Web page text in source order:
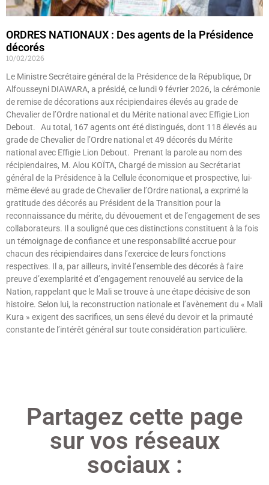
ORDRES NATIONAUX : Des agents de la Présidence
décorés
10/02/2026
Le Ministre Secrétaire général de la Présidence de la République, Dr
Alfousseyni DIAWARA, a présidé, ce lundi 9 février 2026, la cérémonie
de remise de décorations aux récipiendaires élevés au grade de
Chevalier de l’Ordre national et du Mérite national avec Effigie Lion
Debout. Au total, 167 agents ont été distingués, dont 118 élevés au
grade de Chevalier de l’Ordre national et 49 décorés du Mérite
national avec Effigie Lion Debout. Prenant la parole au nom des
récipiendaires, M. Alou KOÏTA, Chargé de mission au Secrétariat
général de la Présidence à la Cellule économique et prospective, lui-
même élevé au grade de Chevalier de l’Ordre national, a exprimé la
gratitude des décorés au Président de la Transition pour la
reconnaissance du mérite, du dévouement et de l’engagement de ses
collaborateurs. Il a souligné que ces distinctions constituent à la fois
un témoignage de confiance et une responsabilité accrue pour
chacun des récipiendaires dans l’exercice de leurs fonctions
respectives. Il a, par ailleurs, invité l’ensemble des décorés à faire
preuve d’exemplarité et d’engagement renouvelé au service de la
Nation, rappelant que le Mali se trouve à une étape décisive de son
histoire. Selon lui, la reconstruction nationale et l’avènement du « Mali
Kura » exigent des sacrifices, un sens élevé du devoir et la primauté
constante de l’intérêt général sur toute considération particulière.
Partagez cette page
sur vos réseaux
sociaux :